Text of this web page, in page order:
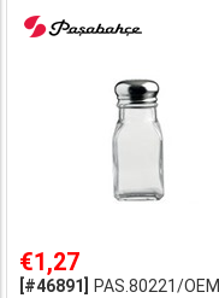
€1,27
[#46891]
PAS.80221/OEM